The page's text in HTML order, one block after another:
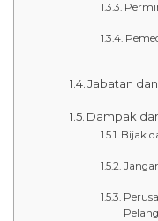
Jabatan
Dampak
Bijak